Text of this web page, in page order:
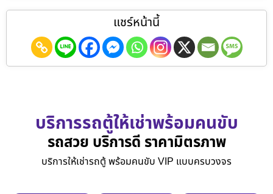
แชร์หน้านี้
บริการรถตู้ให้เช่าพร้อมคนขับ
รถสวย บริการดี ราคามิตรภาพ
บริการให้เช่ารถตู้ พร้อมคนขับ VIP แบบครบวงจร